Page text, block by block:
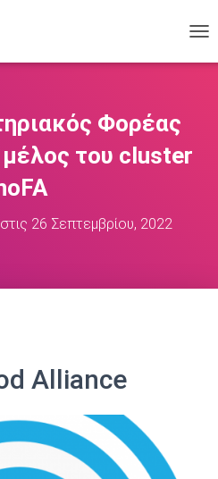
Ν
Φορέας
του cluster
26 Σεπτεμβρίου, 2022
Alliance